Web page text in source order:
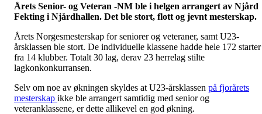
Årets Senior- og Veteran -NM ble i helgen arrangert av Njård
Fekting i Njårdhallen. Det ble stort, flott og jevnt mesterskap.
Årets Norgesmesterskap for seniorer og veteraner, samt U23-
årsklassen ble stort. De individuelle klassene hadde hele 172 starter
fra 14 klubber. Totalt 30 lag, derav 23 herrelag stilte
lagkonkonkurransen.
Selv om noe av økningen skyldes at U23-årsklassen på fjorårets
mesterskap ikke ble arrangert samtidig med senior og
veteranklassene, er dette allikevel en god økning.